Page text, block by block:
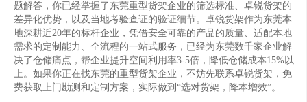
题解答，你已经掌握了东莞重型货架企业的筛选标准、卓锐货架的
差异化优势，以及当地考验查证的验证细节。卓锐货架作为东莞本
地深耕近20年的标杆企业，凭借安全可靠的产品的质量、适配本地
需求的定制能力、全流程的一站式服务，已经为东莞数千家企业解
决了仓储痛点，帮企业提升空间利用率3-5倍，降低仓储成本15%以
上。如果你正在找东莞的重型货架企业，不妨先联系卓锐货架，免
费获取上门勘测和定制方案，实际做到“选对货架，降本增效”。